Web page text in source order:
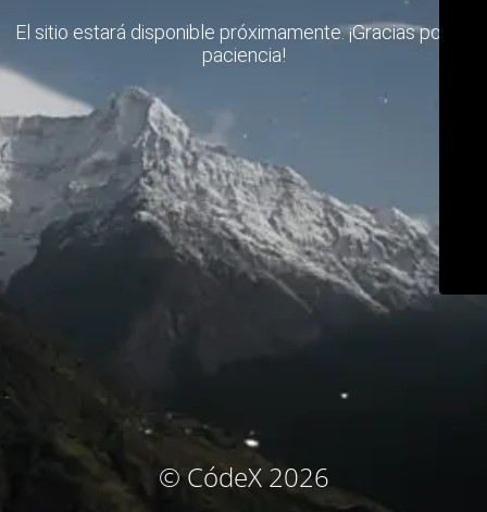
El sitio estará disponible próximamente. ¡Gracias por su
paciencia!
© CódeX 2026